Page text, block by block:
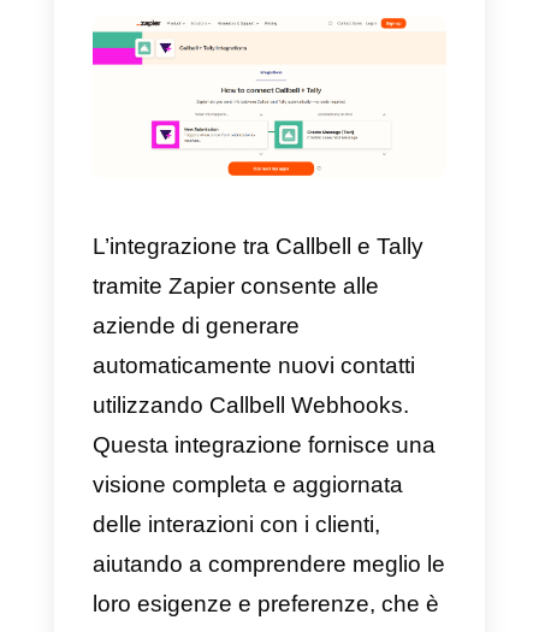
Come integrare
a Tally con Zapier –
alternativo